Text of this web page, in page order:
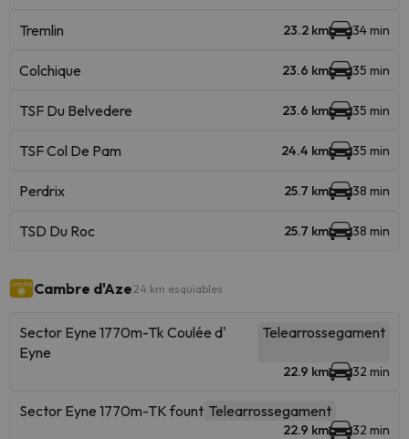
Tremlin 23.2 km 34 min
Colchique 23.6 km 35 min
TSF Du Belvedere 23.6 km 35 min
TSF Col De Pam 24.4 km 35 min
Perdrix 25.7 km 38 min
TSD Du Roc 25.7 km 38 min
Cambre d'Aze 24 km esquiables
Sector Eyne 1770m-Tk Coulée d'
Eyne
Telearrossegament
22.9 km 32 min
Sector Eyne 1770m-TK fount Telearrossegament
22.9 km 32 min